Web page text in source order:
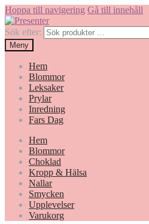
Hoppa till navigering Gå till innehåll
Sök efter:
Meny
Hem
Blommor
Leksaker
Prylar
Inredning
Fars Dag
Hem
Blommor
Choklad
Kropp & Hälsa
Nallar
Smycken
Upplevelser
Varukorg